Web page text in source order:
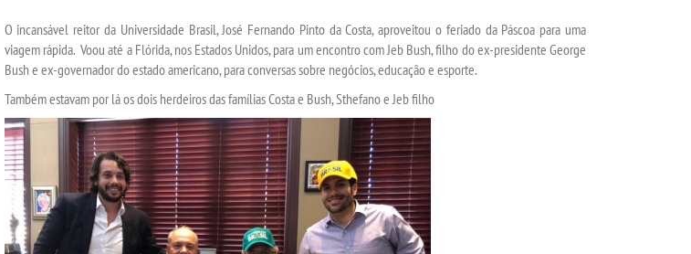
O incansável reitor da Universidade Brasil, José Fernando Pinto da Costa, aproveitou o feriado da Páscoa para uma
viagem rápida. Voou até a Flórida, nos Estados Unidos, para um encontro com Jeb Bush, filho do ex-presidente George
Bush e ex-governador do estado americano, para conversas sobre negócios, educação e esporte.
Também estavam por lá os dois herdeiros das famílias Costa e Bush, Sthefano e Jeb filho